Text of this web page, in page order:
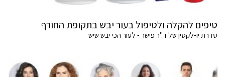
טיפים להקלה ולטיפול בעור יבש בתקופת החורף
סדרת יו-לקטין של ד"ר פישר - לעור הכי יבש שיש